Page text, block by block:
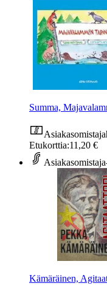
Summa,
Etukorttia:11,20 €
Kämäräinen,